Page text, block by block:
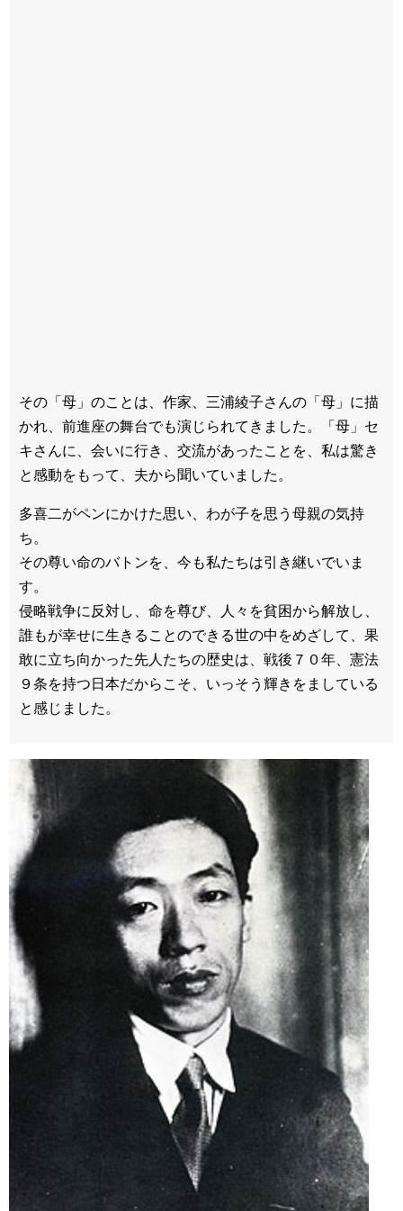
その「母」のことは、作家、三浦綾子さんの「母」に描
かれ、前進座の舞台でも演じられてきました。「母」セ
キさんに、会いに行き、交流があったことを、私は驚き
と感動をもって、夫から聞いていました。
多喜二がペンにかけた思い、わが子を思う母親の気持
ち。
その尊い命のバトンを、今も私たちは引き継いでいま
す。
侵略戦争に反対し、命を尊び、人々を貧困から解放し、
誰もが幸せに生きることのできる世の中をめざして、果
敢に立ち向かった先人たちの歴史は、戦後７０年、憲法
９条を持つ日本だからこそ、いっそう輝きをましている
と感じました。